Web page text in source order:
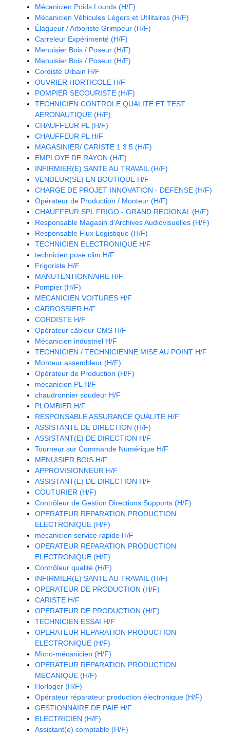
Mécanicien Poids Lourds (H/F)
Mécanicien Véhicules Légers et Utilitaires (H/F)
Élagueur / Arboriste Grimpeur (H/F)
Carreleur Expérimenté (H/F)
Menuisier Bois / Poseur (H/F)
Menuisier Bois / Poseur (H/F)
Cordiste Urbain H/F
OUVRIER HORTICOLE H/F
POMPIER SECOURISTE (H/F)
TECHNICIEN CONTROLE QUALITE ET TEST
AERONAUTIQUE (H/F)
CHAUFFEUR PL (H/F)
CHAUFFEUR PL H/F
MAGASINIER/ CARISTE 1 3 5 (H/F)
EMPLOYE DE RAYON (H/F)
INFIRMIER(E) SANTE AU TRAVAIL (H/F)
VENDEUR(SE) EN BOUTIQUE H/F
CHARGE DE PROJET INNOVATION - DEFENSE (H/F)
Opérateur de Production / Monteur (H/F)
CHAUFFEUR SPL FRIGO - GRAND REGIONAL (H/F)
Responsable Magasin d'Archives Audiovisuelles (H/F)
Responsable Flux Logistique (H/F)
TECHNICIEN ELECTRONIQUE H/F
technicien pose clim H/F
Frigoriste H/F
MANUTENTIONNAIRE H/F
Pompier (H/F)
MECANICIEN VOITURES H/F
CARROSSIER H/F
CORDISTE H/F
Opérateur câbleur CMS H/F
Mécanicien industriel H/F
TECHNICIEN / TECHNICIENNE MISE AU POINT H/F
Monteur assembleur (H/F)
Opérateur de Production (H/F)
mécanicien PL H/F
chaudronnier soudeur H/F
PLOMBIER H/F
RESPONSABLE ASSURANCE QUALITE H/F
ASSISTANTE DE DIRECTION (H/F)
ASSISTANT(E) DE DIRECTION H/F
Tourneur sur Commande Numérique H/F
MENUISIER BOIS H/F
APPROVISIONNEUR H/F
ASSISTANT(E) DE DIRECTION H/F
COUTURIER (H/F)
Contrôleur de Gestion Directions Supports (H/F)
OPERATEUR REPARATION PRODUCTION
ELECTRONIQUE (H/F)
mécanicien service rapide H/F
OPERATEUR REPARATION PRODUCTION
ELECTRONIQUE (H/F)
Contrôleur qualité (H/F)
INFIRMIER(E) SANTE AU TRAVAIL (H/F)
OPERATEUR DE PRODUCTION (H/F)
CARISTE H/F
OPERATEUR DE PRODUCTION (H/F)
TECHNICIEN ESSAI H/F
OPERATEUR REPARATION PRODUCTION
ELECTRONIQUE (H/F)
Micro-mécanicien (H/F)
OPERATEUR REPARATION PRODUCTION
MECANIQUE (H/F)
Horloger (H/F)
Opérateur réparateur production électronique (H/F)
GESTIONNAIRE DE PAIE H/F
ELECTRICIEN (H/F)
Assistant(e) comptable (H/F)